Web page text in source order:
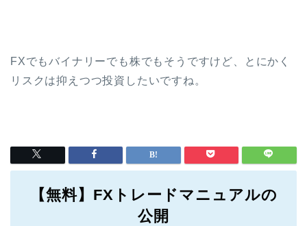
FXでもバイナリーでも株でもそうですけど、とにかく
リスクは抑えつつ投資したいですね。
【無料】FXトレードマニュアルの
公開